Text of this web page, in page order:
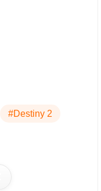
#Destiny 2